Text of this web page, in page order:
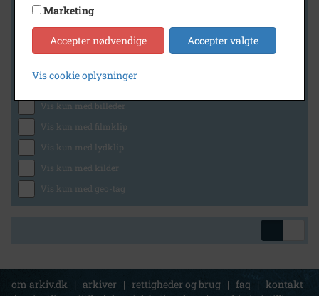
Generelt
Vis kun med billeder
Vis kun med filmklip
Vis kun med lydklip
Vis kun med kilder
Vis kun med geo-tag
om arkiv.dk | arkiver | rettigheder og brug | faq | kontakt
Marketing
Accepter nødvendige Accepter valgte
Vis cookie oplysninger